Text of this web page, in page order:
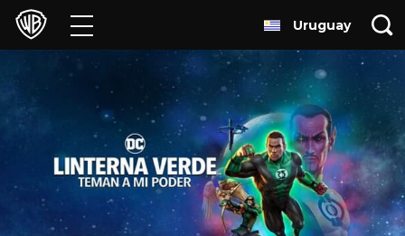
Películas
Juegos y Aplicaciones
Franquicias
Colecciones
Uruguay